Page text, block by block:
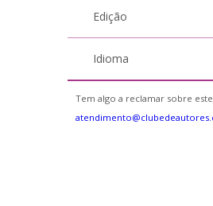
Edição
Idioma
Tem algo a reclamar sobre